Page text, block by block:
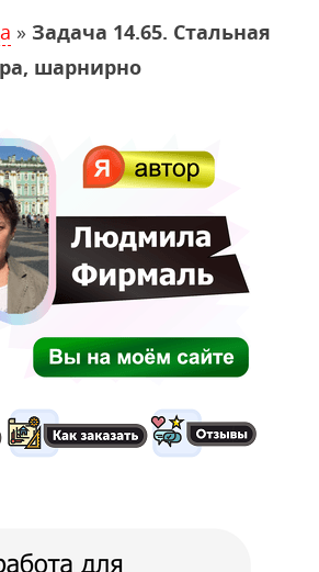
» Задача 14.65. Стальная
шарнирно